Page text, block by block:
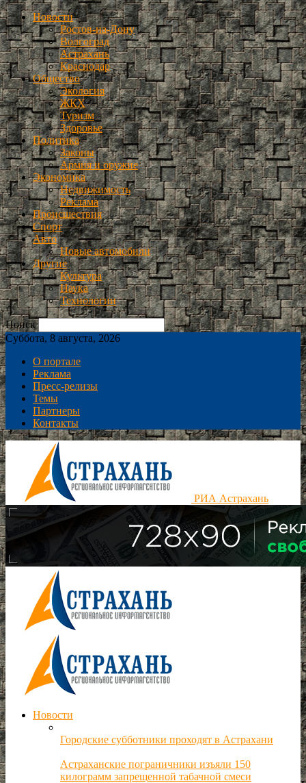
Новости
Ростов-на-Дону
Волгоград
Астрахань
Краснодар
Общество
Экология
ЖКХ
Туризм
Здоровье
Политика
Законы
Армия и оружие
Экономика
Недвижимость
Реклама
Происшествия
Спорт
Авто
Новые автомобили
Другие
Культура
Наука
Технологии
Поиск
Суббота, 8 августа, 2026
О портале
Реклама
Пресс-релизы
Темы
Партнеры
Контакты
РИА Астрахань
Новости
Городские субботники проходят в Астрахани
Астраханские пограничники изъяли 150
килограмм запрещенной табачной смеси